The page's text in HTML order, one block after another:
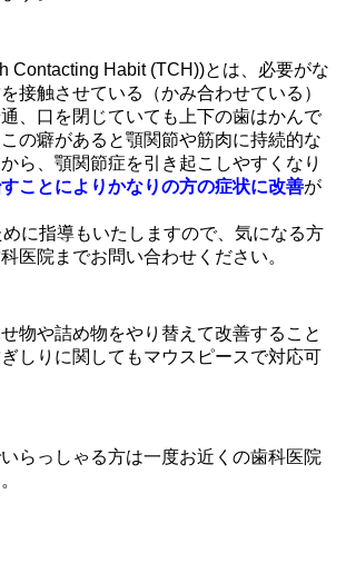
Contacting Habit (TCH))とは、必要がな
接触させている（かみ合わせている）
、口を閉じていても上下の歯はかんで
の癖があると顎関節や筋肉に持続的な
ら、顎関節症を引き起こしやすくなり
ことによりかなりの方の症状に改善が
に指導もいたしますので、気になる方
医院までお問い合わせください。
物や詰め物をやり替えて改善すること
しりに関してもマウスピースで対応可
らっしゃる方は一度お近くの歯科医院